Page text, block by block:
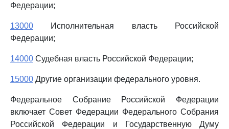
Федерации;
13000 Исполнительная власть Российской
Федерации;
14000 Судебная власть Российской Федерации;
15000 Другие организации федерального уровня.
Федеральное Собрание Российской Федерации
включает Совет Федерации Федерального Собрания
Российской Федерации и Государственную Думу